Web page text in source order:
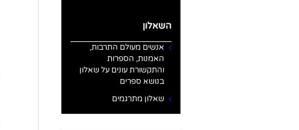
השאלון
אנשים מעולם התרבות,
האמנות, הספרות
והתקשורת עונים על שאלון
בנושא ספרים
שאלון מתרגמים